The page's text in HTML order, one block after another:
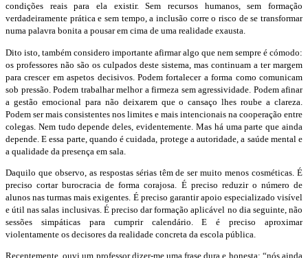
condições reais para ela existir. Sem recursos humanos, sem formação
verdadeiramente prática e sem tempo, a inclusão corre o risco de se transformar
numa palavra bonita a pousar em cima de uma realidade exausta.
Dito isto, também considero importante afirmar algo que nem sempre é cómodo:
os professores não são os culpados deste sistema, mas continuam a ter margem
para crescer em aspetos decisivos. Podem fortalecer a forma como comunicam
sob pressão. Podem trabalhar melhor a firmeza sem agressividade. Podem afinar
a gestão emocional para não deixarem que o cansaço lhes roube a clareza.
Podem ser mais consistentes nos limites e mais intencionais na cooperação entre
colegas. Nem tudo depende deles, evidentemente. Mas há uma parte que ainda
depende. E essa parte, quando é cuidada, protege a autoridade, a saúde mental e
a qualidade da presença em sala.
Daquilo que observo, as respostas sérias têm de ser muito menos cosméticas. É
preciso cortar burocracia de forma corajosa. É preciso reduzir o número de
alunos nas turmas mais exigentes. É preciso garantir apoio especializado visível
e útil nas salas inclusivas. É preciso dar formação aplicável no dia seguinte, não
sessões simpáticas para cumprir calendário. E é preciso aproximar
violentamente os decisores da realidade concreta da escola pública.
Recentemente, ouvi um professor dizer-me uma frase dura e honesta: “nós ainda